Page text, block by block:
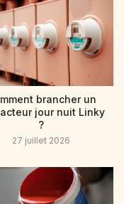
brancher un
jour nuit Linky
?
27 juillet 2026